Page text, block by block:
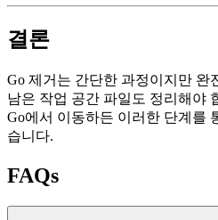
결론
Go 제거는 간단한 과정이지만 완
남은 작업 공간 파일도 정리해야
Go에서 이동하든 이러한 단계를
습니다.
FAQs